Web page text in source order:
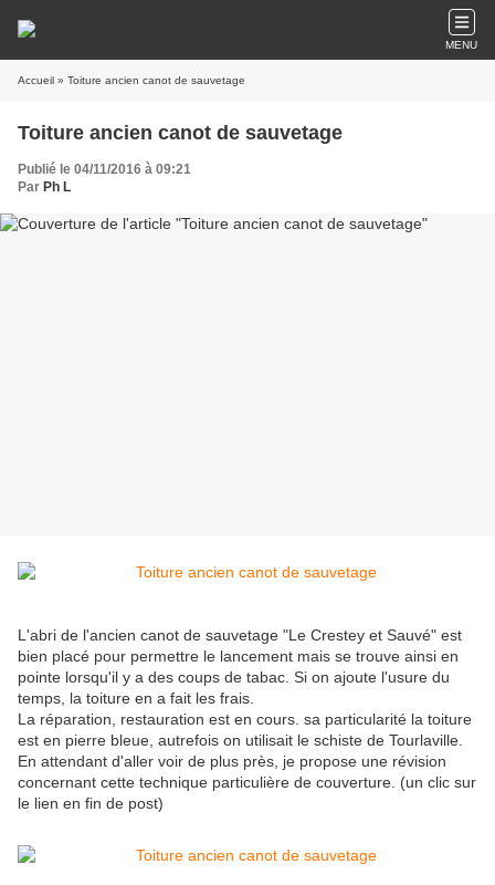
MENU
Accueil » Toiture ancien canot de sauvetage
Toiture ancien canot de sauvetage
Publié le 04/11/2016 à 09:21
Par Ph L
L'abri de l'ancien canot de sauvetage "Le Crestey et Sauvé" est
bien placé pour permettre le lancement mais se trouve ainsi en
pointe lorsqu'il y a des coups de tabac. Si on ajoute l'usure du
temps, la toiture en a fait les frais.
La réparation, restauration est en cours. sa particularité la toiture
est en pierre bleue, autrefois on utilisait le schiste de Tourlaville.
En attendant d'aller voir de plus près, je propose une révision
concernant cette technique particulière de couverture. (un clic sur
le lien en fin de post)